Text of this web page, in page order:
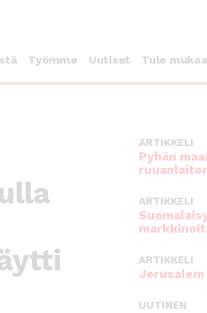
Työmme Uutiset Tule
ARTIKKELI
Pyhän
ARTIKKELI
ARTIKKELI
UUTINEN